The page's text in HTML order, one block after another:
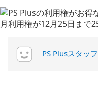
PS Plusスタッフ